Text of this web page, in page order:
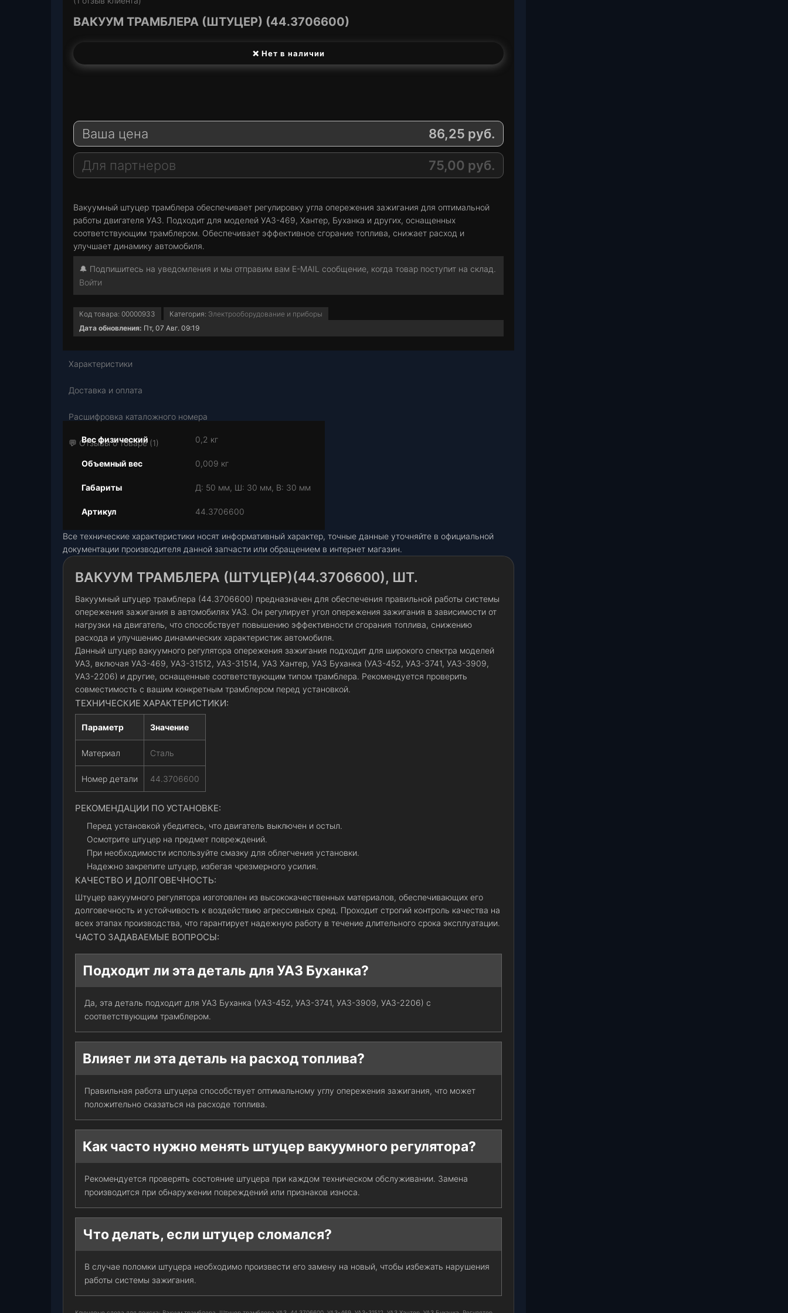
на основе
опроса 1
пользоват
ВАКУУМ ТРАМБЛЕРА (ШТУЦЕР) (44.3706600)
❌ Нет в наличии
e
r
a
m
a
s
A
p
a
i
l
Ваша цена 86,25 руб.
Для партнеров 75,00 руб.
Вакуумный штуцер трамблера обеспечивает регулировку угла опережения зажигания для оптимальной
работы двигателя УАЗ. Подходит для моделей УАЗ-469, Хантер, Буханка и других, оснащенных
соответствующим трамблером. Обеспечивает эффективное сгорание топлива, снижает расход и
улучшает динамику автомобиля.
🔔 Подпишитесь на уведомления и мы отправим вам E-MAIL сообщение, когда товар поступит на склад.
Войти
Код товара: 00000933 Категория: Электрооборудование и приборы
Дата обновления: Пт, 07 Авг. 09:19
Характеристики
Доставка и оплата
Расшифровка каталожного номера
💬 Отзывы о товаре (1)
Вес физический 0,2 кг
Объемный вес 0,009 кг
Габариты Д: 50 мм, Ш: 30 мм, В: 30 мм
Артикул 44.3706600
Все технические характеристики носят информативный характер, точные данные уточняйте в официальной
документации производителя данной запчасти или обращением в интернет магазин.
ВАКУУМ ТРАМБЛЕРА (ШТУЦЕР)(44.3706600), ШТ.
Вакуумный штуцер трамблера (44.3706600) предназначен для обеспечения правильной работы системы
опережения зажигания в автомобилях УАЗ. Он регулирует угол опережения зажигания в зависимости от
нагрузки на двигатель, что способствует повышению эффективности сгорания топлива, снижению
расхода и улучшению динамических характеристик автомобиля.
Данный штуцер вакуумного регулятора опережения зажигания подходит для широкого спектра моделей
УАЗ, включая УАЗ-469, УАЗ-31512, УАЗ-31514, УАЗ Хантер, УАЗ Буханка (УАЗ-452, УАЗ-3741, УАЗ-3909,
УАЗ-2206) и другие, оснащенные соответствующим типом трамблера. Рекомендуется проверить
совместимость с вашим конкретным трамблером перед установкой.
ТЕХНИЧЕСКИЕ ХАРАКТЕРИСТИКИ:
Параметр Значение
Материал Сталь
Номер детали 44.3706600
РЕКОМЕНДАЦИИ ПО УСТАНОВКЕ:
Перед установкой убедитесь, что двигатель выключен и остыл.
Осмотрите штуцер на предмет повреждений.
При необходимости используйте смазку для облегчения установки.
Надежно закрепите штуцер, избегая чрезмерного усилия.
КАЧЕСТВО И ДОЛГОВЕЧНОСТЬ:
Штуцер вакуумного регулятора изготовлен из высококачественных материалов, обеспечивающих его
долговечность и устойчивость к воздействию агрессивных сред. Проходит строгий контроль качества на
всех этапах производства, что гарантирует надежную работу в течение длительного срока эксплуатации.
ЧАСТО ЗАДАВАЕМЫЕ ВОПРОСЫ:
Подходит ли эта деталь для УАЗ Буханка?
Да, эта деталь подходит для УАЗ Буханка (УАЗ-452, УАЗ-3741, УАЗ-3909, УАЗ-2206) с
соответствующим трамблером.
Влияет ли эта деталь на расход топлива?
Правильная работа штуцера способствует оптимальному углу опережения зажигания, что может
положительно сказаться на расходе топлива.
Как часто нужно менять штуцер вакуумного регулятора?
Рекомендуется проверять состояние штуцера при каждом техническом обслуживании. Замена
производится при обнаружении повреждений или признаков износа.
Что делать, если штуцер сломался?
В случае поломки штуцера необходимо произвести его замену на новый, чтобы избежать нарушения
работы системы зажигания.